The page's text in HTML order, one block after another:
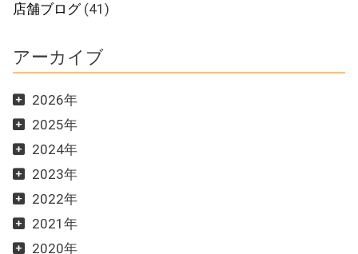
店舗ブログ(41)
アーカイブ
2026年
2025年
2024年
2023年
2022年
2021年
2020年